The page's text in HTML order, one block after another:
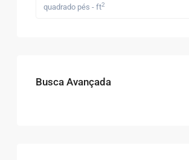
quadrado pés - ft2
Busca Avançada